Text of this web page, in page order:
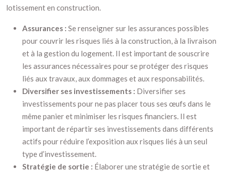
lotissement en construction.
Assurances : Se renseigner sur les assurances possibles
pour couvrir les risques liés à la construction, à la livraison
et à la gestion du logement. Il est important de souscrire
les assurances nécessaires pour se protéger des risques
liés aux travaux, aux dommages et aux responsabilités.
Diversifier ses investissements : Diversifier ses
investissements pour ne pas placer tous ses œufs dans le
même panier et minimiser les risques financiers. Il est
important de répartir ses investissements dans différents
actifs pour réduire l’exposition aux risques liés à un seul
type d’investissement.
Stratégie de sortie : Élaborer une stratégie de sortie et